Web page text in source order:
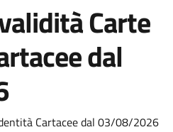
Carte
dal
Cartacee dal 03/08/2026